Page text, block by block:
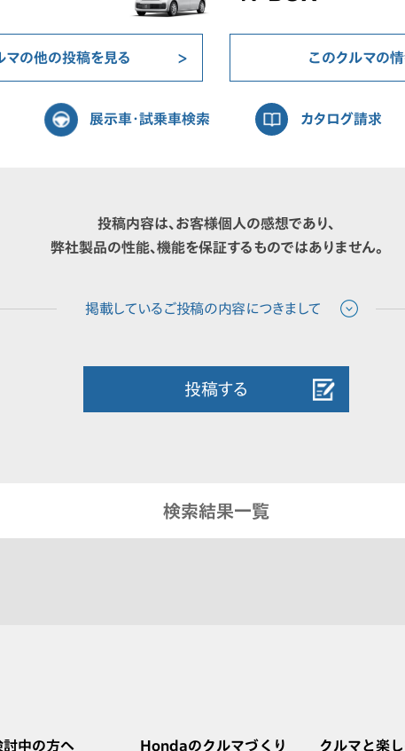
マの他の投稿を見る このクルマの
展示車・試乗車検索 カタログ請求
投稿内容は、お客様個人の感想であり、
弊社製品の性能、機能を保証するものではありません。
投稿する
検索結果一覧
討中の方へ Hondaのクルマづくり クルマと楽